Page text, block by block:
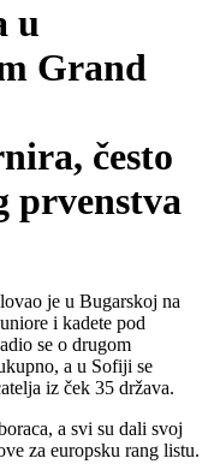
u
Grand
često
prvenstva
je u Bugarskoj na
i kadete pod
se o drugom
a u Sofiji se
iz ček 35 država.
a svi su dali svoj
za europsku rang listu.